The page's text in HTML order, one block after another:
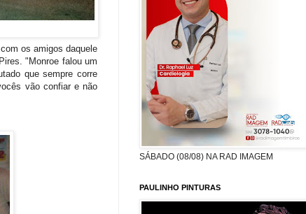
os amigos daquele
"Monroe falou um
que sempre corre
vão confiar e não
SÁBADO (08/08) NA RAD IMAGEM
PAULINHO PINTURAS